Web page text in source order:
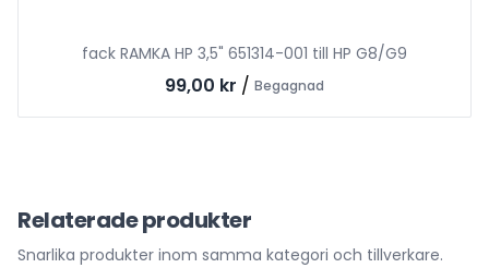
fack RAMKA HP 3,5" 651314-001 till HP G8/G9
99,00 kr / Begagnad
Relaterade produkter
Snarlika produkter inom samma kategori och tillverkare.